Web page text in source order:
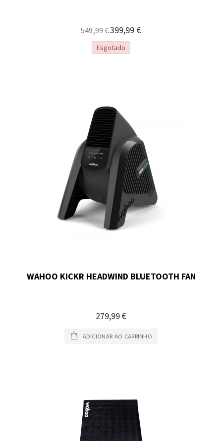
549,99 € Preço
Especial
399,99 €
Esgotado
WAHOO KICKR HEADWIND BLUETOOTH FAN
279,99 €
ADICIONAR AO CARRINHO